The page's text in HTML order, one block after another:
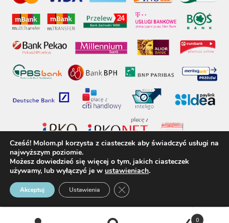
molom.pl © 2017 - Wszelkie prawa zastrzeżone
0
Cześć! Molom.pl korzysta z ciasteczek aby świadczyć usługi na
najwyższym poziomie.
Możesz dowiedzieć się więcej o tym, jakich ciasteczek
używamy, lub wyłączyć je w ustawieniach.
Akceptuj Ustawienia Zamknij panel powiadomień o